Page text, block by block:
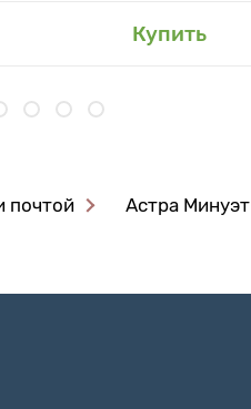
Купить
почтой Астра Минуэт